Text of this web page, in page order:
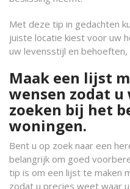
Met deze tip in gedachten
juiste locatie kiest voor uw
uw levensstijl en behoeften,
Maak een lijst
wensen zodat
zoeken bij het
woningen.
Bent u op zoek naar een
belangrijk om goed
tip is om een lijst te maken
zodat u precies weet waar